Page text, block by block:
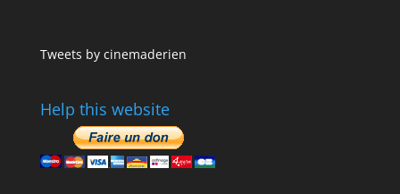
Tweets by cinemaderien
Help this website